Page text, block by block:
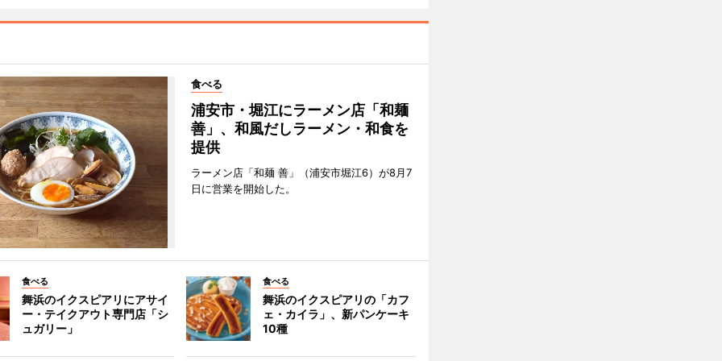
食べる
浦安市・堀江にラーメン店「和麺
善」、和風だしラーメン・和食を
提供
ラーメン店「和麺 善」（浦安市堀江6）が8月7
日に営業を開始した。
食べる
舞浜のイクスピアリにアサイ
ー・テイクアウト専門店「シ
ュガリー」
食べる
舞浜のイクスピアリの「カフ
ェ・カイラ」、新パンケーキ
10種